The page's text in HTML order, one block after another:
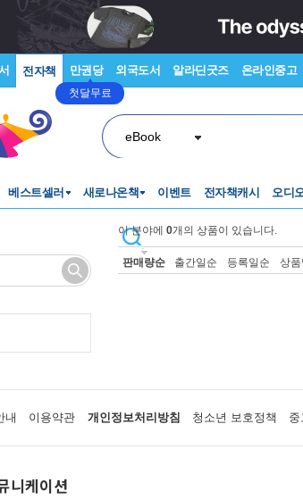
전자책 만권당
첫달무료
외국도서 알라딘굿즈 온라인중고
eBook
베스트셀러 새로나온책 이벤트 전자책캐시 오디
이 분야에 0개의 상품이 있습니다.
판매량순 출간일순 등록일순 상
내 이용약관 개인정보처리방침 청소년 보호정책
니케이션